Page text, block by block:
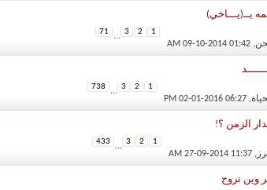
‏, 09-10-2014 01:42 AM
1
2
3
...
71
‏, 02-01-2016 06:27 PM
1
2
3
...
738
الزمن ؟!
‏, 27-09-2014 11:37 AM
1
2
3
...
433
وين تروح